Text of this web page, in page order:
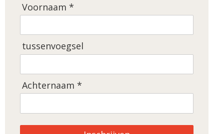
Voornaam *
tussenvoegsel
Achternaam *